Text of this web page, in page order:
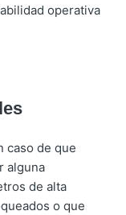
operativa
caso de que
alguna
de alta
o que